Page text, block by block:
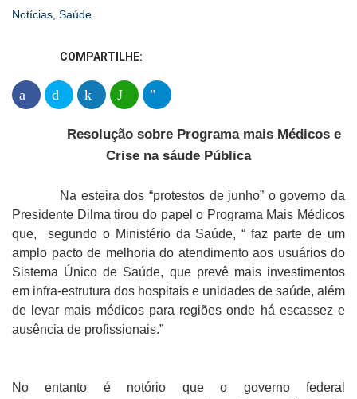
Notícias, Saúde
COMPARTILHE:
Resolução sobre Programa mais Médicos e
Crise na sáude Pública
Na esteira dos “protestos de junho” o governo da
Presidente Dilma tirou do papel o Programa Mais Médicos
que, segundo o Ministério da Saúde, “ faz parte de um
amplo pacto de melhoria do atendimento aos usuários do
Sistema Único de Saúde, que prevê mais investimentos
em infra-estrutura dos hospitais e unidades de saúde, além
de levar mais médicos para regiões onde há escassez e
ausência de profissionais.”
No entanto é notório que o governo federal